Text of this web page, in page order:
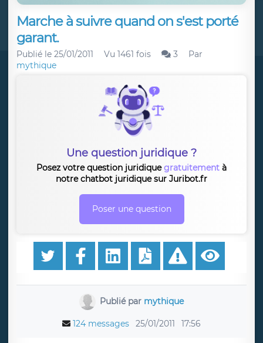
Marche à suivre quand on s'est porté
garant.
Publié le 25/01/2011 Vu 1461 fois 3
Par
mythique
Une question juridique ?
Posez votre question juridiquegratuitement à
notre chatbot juridique sur Juribot.fr
Poser une question
Publié par mythique
124 messages 25/01/2011 17:56